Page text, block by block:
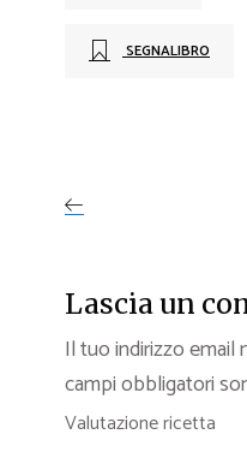
SEGNALIBRO
Lascia un
Il tuo indirizzo email
campi obbligatori
Valutazione ricetta